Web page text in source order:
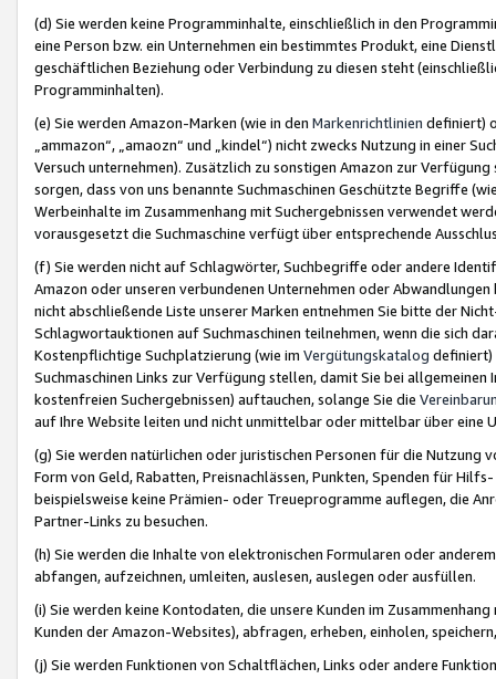
(d) Sie werden keine Programminhalte, einschließlich in den
eine Person bzw. ein Unternehmen ein bestimmtes Produkt, eine
geschäftlichen Beziehung oder Verbindung zu diesen steht
Programminhalten).
(e) Sie werden Amazon-Marken (wie in den Markenrichtlinien definiert)
„ammazon“, „amaozn“ und „kindel“) nicht zwecks Nutzung in einer
Versuch unternehmen). Zusätzlich zu sonstigen Amazon zur
sorgen, dass von uns benannte Suchmaschinen Geschützte Begriffe
Werbeinhalte im Zusammenhang mit Suchergebnissen verwendet
vorausgesetzt die Suchmaschine verfügt über entsprechende
(f) Sie werden nicht auf Schlagwörter, Suchbegriffe oder andere
Amazon oder unseren verbundenen Unternehmen oder
nicht abschließende Liste unserer Marken entnehmen Sie bitte der
Schlagwortauktionen auf Suchmaschinen teilnehmen, wenn die sich
Kostenpflichtige Suchplatzierung (wie im Vergütungskatalog definiert)
Suchmaschinen Links zur Verfügung stellen, damit Sie bei
kostenfreien Suchergebnissen) auftauchen, solange Sie die
auf Ihre Website leiten und nicht unmittelbar oder mittelbar über eine
(g) Sie werden natürlichen oder juristischen Personen für die Nutzung
Form von Geld, Rabatten, Preisnachlässen, Punkten, Spenden für
beispielsweise keine Prämien- oder Treueprogramme auflegen, die
Partner-Links zu besuchen.
(h) Sie werden die Inhalte von elektronischen Formularen oder
abfangen, aufzeichnen, umleiten, auslesen, auslegen oder ausfüllen.
(i) Sie werden keine Kontodaten, die unsere Kunden im
Kunden der Amazon-Websites), abfragen, erheben, einholen,
(j) Sie werden Funktionen von Schaltflächen, Links oder andere